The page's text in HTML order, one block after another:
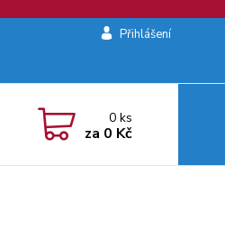
Přihlášení
0ks
za 0 Kč